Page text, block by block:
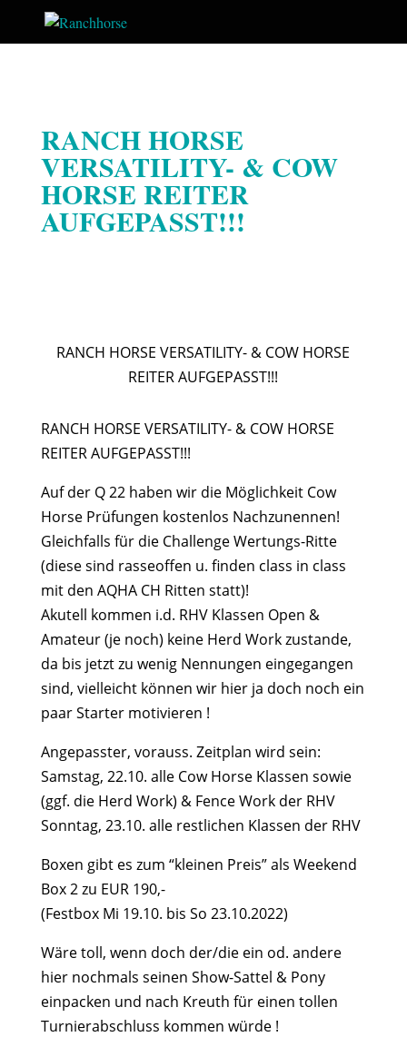
RANCH HORSE
VERSATILITY- & COW
HORSE REITER
AUFGEPASST!!!
RANCH HORSE VERSATILITY- & COW HORSE
REITER AUFGEPASST!!!
RANCH HORSE VERSATILITY- & COW HORSE
REITER AUFGEPASST!!!
Auf der Q 22 haben wir die Möglichkeit Cow
Horse Prüfungen kostenlos Nachzunennen!
Gleichfalls für die Challenge Wertungs-Ritte
(diese sind rasseoffen u. finden class in class
mit den AQHA CH Ritten statt)!
Akutell kommen i.d. RHV Klassen Open &
Amateur (je noch) keine Herd Work zustande,
da bis jetzt zu wenig Nennungen eingegangen
sind, vielleicht können wir hier ja doch noch ein
paar Starter motivieren !
Angepasster, vorauss. Zeitplan wird sein:
Samstag, 22.10. alle Cow Horse Klassen sowie
(ggf. die Herd Work) & Fence Work der RHV
Sonntag, 23.10. alle restlichen Klassen der RHV
Boxen gibt es zum “kleinen Preis” als Weekend
Box 2 zu EUR 190,-
(Festbox Mi 19.10. bis So 23.10.2022)
Wäre toll, wenn doch der/die ein od. andere
hier nochmals seinen Show-Sattel & Pony
einpacken und nach Kreuth für einen tollen
Turnierabschluss kommen würde !